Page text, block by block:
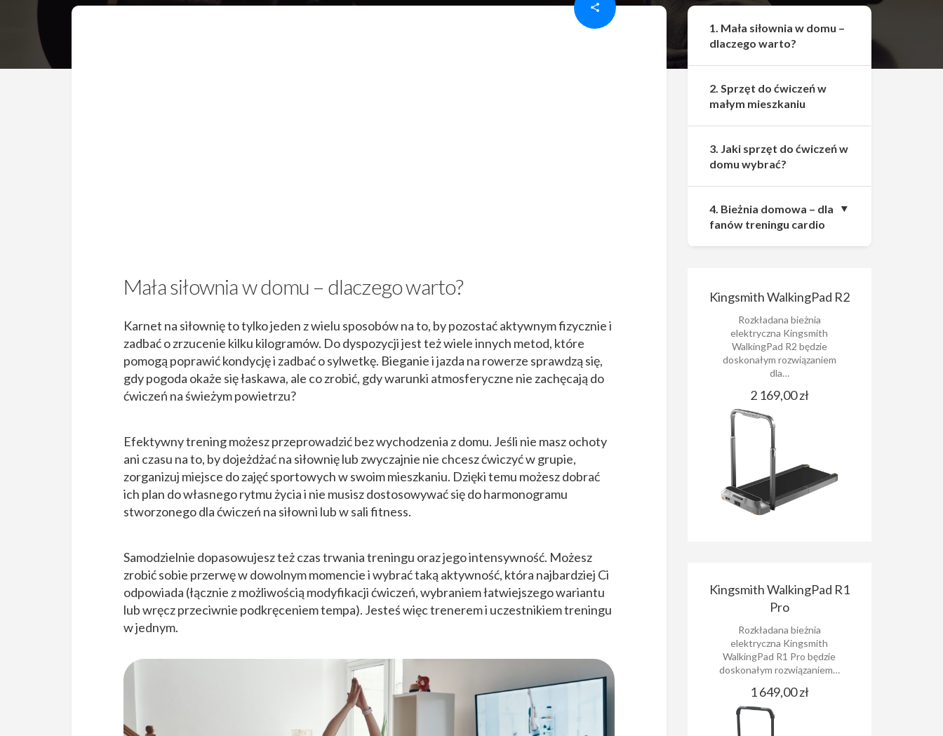
Udostępnij
Mała siłownia w domu – dlaczego warto?
Karnet na siłownię to tylko jeden z wielu sposobów na to, by pozostać aktywnym fizycznie i
zadbać o zrzucenie kilku kilogramów. Do dyspozycji jest też wiele innych metod, które
pomogą poprawić kondycję i zadbać o sylwetkę. Bieganie i jazda na rowerze sprawdzą się,
gdy pogoda okaże się łaskawa, ale co zrobić, gdy warunki atmosferyczne nie zachęcają do
ćwiczeń na świeżym powietrzu?
Efektywny trening możesz przeprowadzić bez wychodzenia z domu. Jeśli nie masz ochoty
ani czasu na to, by dojeżdżać na siłownię lub zwyczajnie nie chcesz ćwiczyć w grupie,
zorganizuj miejsce do zajęć sportowych w swoim mieszkaniu. Dzięki temu możesz dobrać
ich plan do własnego rytmu życia i nie musisz dostosowywać się do harmonogramu
stworzonego dla ćwiczeń na siłowni lub w sali fitness.
Samodzielnie dopasowujesz też czas trwania treningu oraz jego intensywność. Możesz
zrobić sobie przerwę w dowolnym momencie i wybrać taką aktywność, która najbardziej Ci
odpowiada (łącznie z możliwością modyfikacji ćwiczeń, wybraniem łatwiejszego wariantu
lub wręcz przeciwnie podkręceniem tempa). Jesteś więc trenerem i uczestnikiem treningu
w jednym.
1. Mała siłownia w domu –
dlaczego warto?
2. Sprzęt do ćwiczeń w
małym mieszkaniu
3. Jaki sprzęt do ćwiczeń w
domu wybrać?
4. Bieżnia domowa – dla
fanów treningu cardio
Kingsmith WalkingPad R2
Rozkładana bieżnia
elektryczna Kingsmith
WalkingPad R2 będzie
doskonałym rozwiązaniem
dla…
2 169,00 zł
Kingsmith WalkingPad R1
Pro
Rozkładana bieżnia
elektryczna Kingsmith
WalkingPad R1 Pro będzie
doskonałym rozwiązaniem…
1 649,00 zł